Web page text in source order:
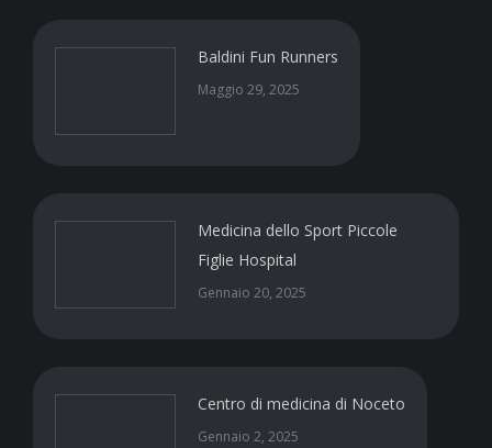
Baldini Fun Runners
Maggio 29, 2025
Medicina dello Sport Piccole
Figlie Hospital
Gennaio 20, 2025
Centro di medicina di Noceto
Gennaio 2, 2025